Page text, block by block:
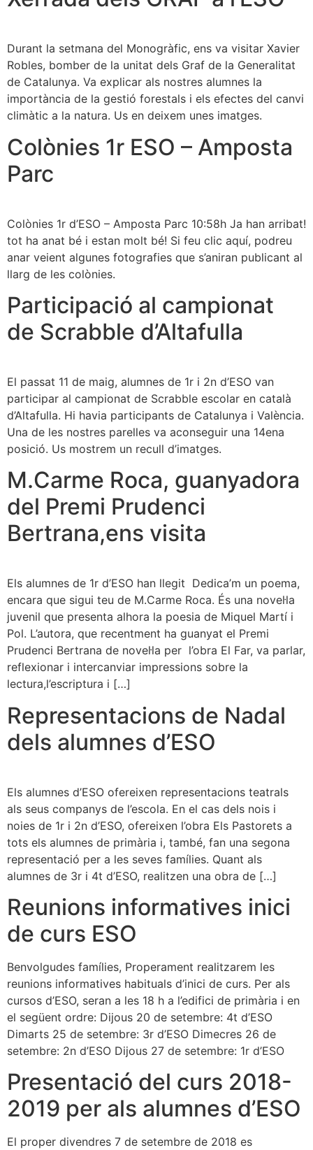
Durant la setmana del Monogràfic, ens va visitar Xavier
Robles, bomber de la unitat dels Graf de la Generalitat
de Catalunya. Va explicar als nostres alumnes la
importància de la gestió forestals i els efectes del canvi
climàtic a la natura. Us en deixem unes imatges.
Colònies 1r ESO – Amposta
Parc
Colònies 1r d’ESO – Amposta Parc 10:58h Ja han arribat!
tot ha anat bé i estan molt bé! Si feu clic aquí, podreu
anar veient algunes fotografies que s’aniran publicant al
llarg de les colònies.
Participació al campionat
de Scrabble d’Altafulla
El passat 11 de maig, alumnes de 1r i 2n d’ESO van
participar al campionat de Scrabble escolar en català
d’Altafulla. Hi havia participants de Catalunya i València.
Una de les nostres parelles va aconseguir una 14ena
posició. Us mostrem un recull d’imatges.
M.Carme Roca, guanyadora
del Premi Prudenci
Bertrana,ens visita
Els alumnes de 1r d’ESO han llegit Dedica’m un poema,
encara que sigui teu de M.Carme Roca. És una novel·la
juvenil que presenta alhora la poesia de Miquel Martí i
Pol. L’autora, que recentment ha guanyat el Premi
Prudenci Bertrana de novel·la per l’obra El Far, va parlar,
reflexionar i intercanviar impressions sobre la
lectura,l’escriptura i […]
Representacions de Nadal
dels alumnes d’ESO
Els alumnes d’ESO ofereixen representacions teatrals
als seus companys de l’escola. En el cas dels nois i
noies de 1r i 2n d’ESO, ofereixen l’obra Els Pastorets a
tots els alumnes de primària i, també, fan una segona
representació per a les seves famílies. Quant als
alumnes de 3r i 4t d’ESO, realitzen una obra de […]
Reunions informatives inici
de curs ESO
Benvolgudes famílies, Properament realitzarem les
reunions informatives habituals d’inici de curs. Per als
cursos d’ESO, seran a les 18 h a l’edifici de primària i en
el següent ordre: Dijous 20 de setembre: 4t d’ESO
Dimarts 25 de setembre: 3r d’ESO Dimecres 26 de
setembre: 2n d’ESO Dijous 27 de setembre: 1r d’ESO
Presentació del curs 2018-
2019 per als alumnes d’ESO
El proper divendres 7 de setembre de 2018 es